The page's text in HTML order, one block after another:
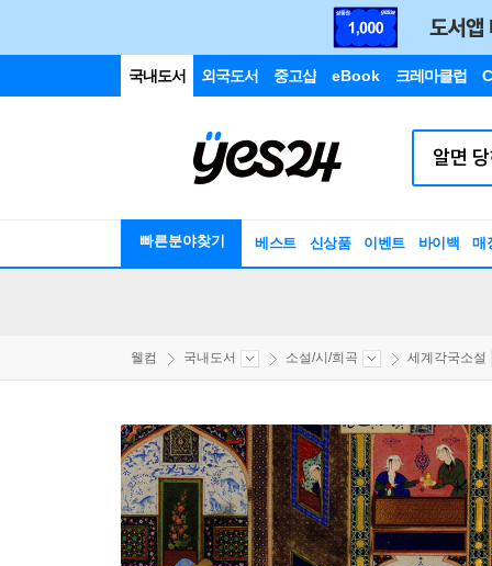
국내도서 외국도서 중고샵 eBook 크레마클럽
빠른분야찾기 베스트 신상품 이벤트 바이백 매
웰컴 국내도서 소설/시/희곡 세계각국소설